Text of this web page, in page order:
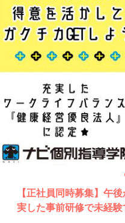
【正社員同時募集】午
実した事前研修で未経